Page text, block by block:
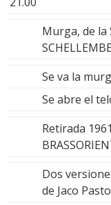
Murga, de la
Se va la
Se abre el
Retirada
Dos
de Jaco